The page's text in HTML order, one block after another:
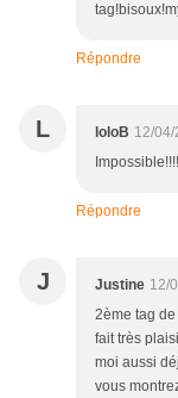
Répondre
L loloB 12/
Répondre
J Justine 12/
2ème tag
fait très
moi aussi
vous